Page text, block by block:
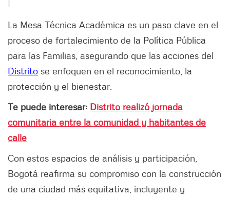
La Mesa Técnica Académica es un paso clave en el
proceso de fortalecimiento de la Política Pública
para las Familias, asegurando que las acciones del
Distrito se enfoquen en el reconocimiento, la
protección y el bienestar.
Te puede interesar: Distrito realizó jornada
comunitaria entre la comunidad y habitantes de
calle
Con estos espacios de análisis y participación,
Bogotá reafirma su compromiso con la construcción
de una ciudad más equitativa, incluyente y